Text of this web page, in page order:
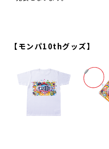
【モンパ10thグッズ】